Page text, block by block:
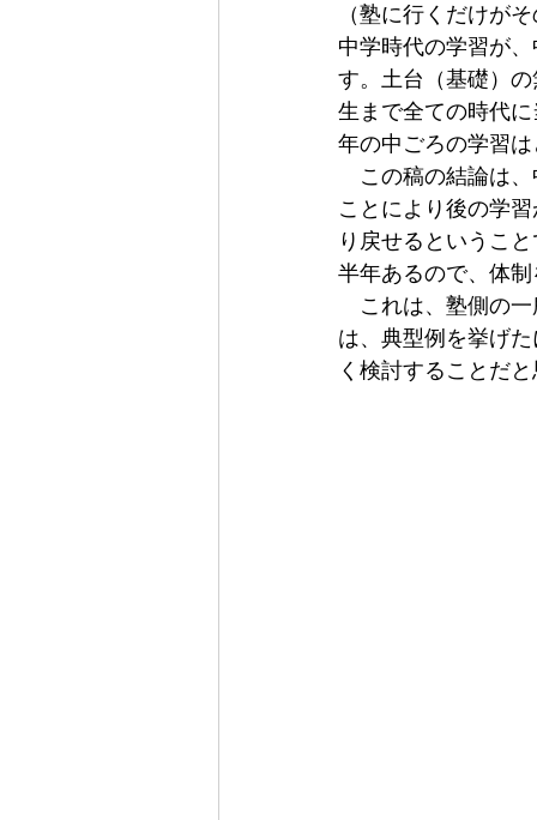
（塾に行くだけが
中学時代の学習が
す。土台（基礎）
生まで全ての時代
年の中ごろの学習
この稿の結論は、
ことにより後の学
り戻せるというこ
半年あるので、体
これは、塾側の一
は、典型例を挙げ
く検討することだ